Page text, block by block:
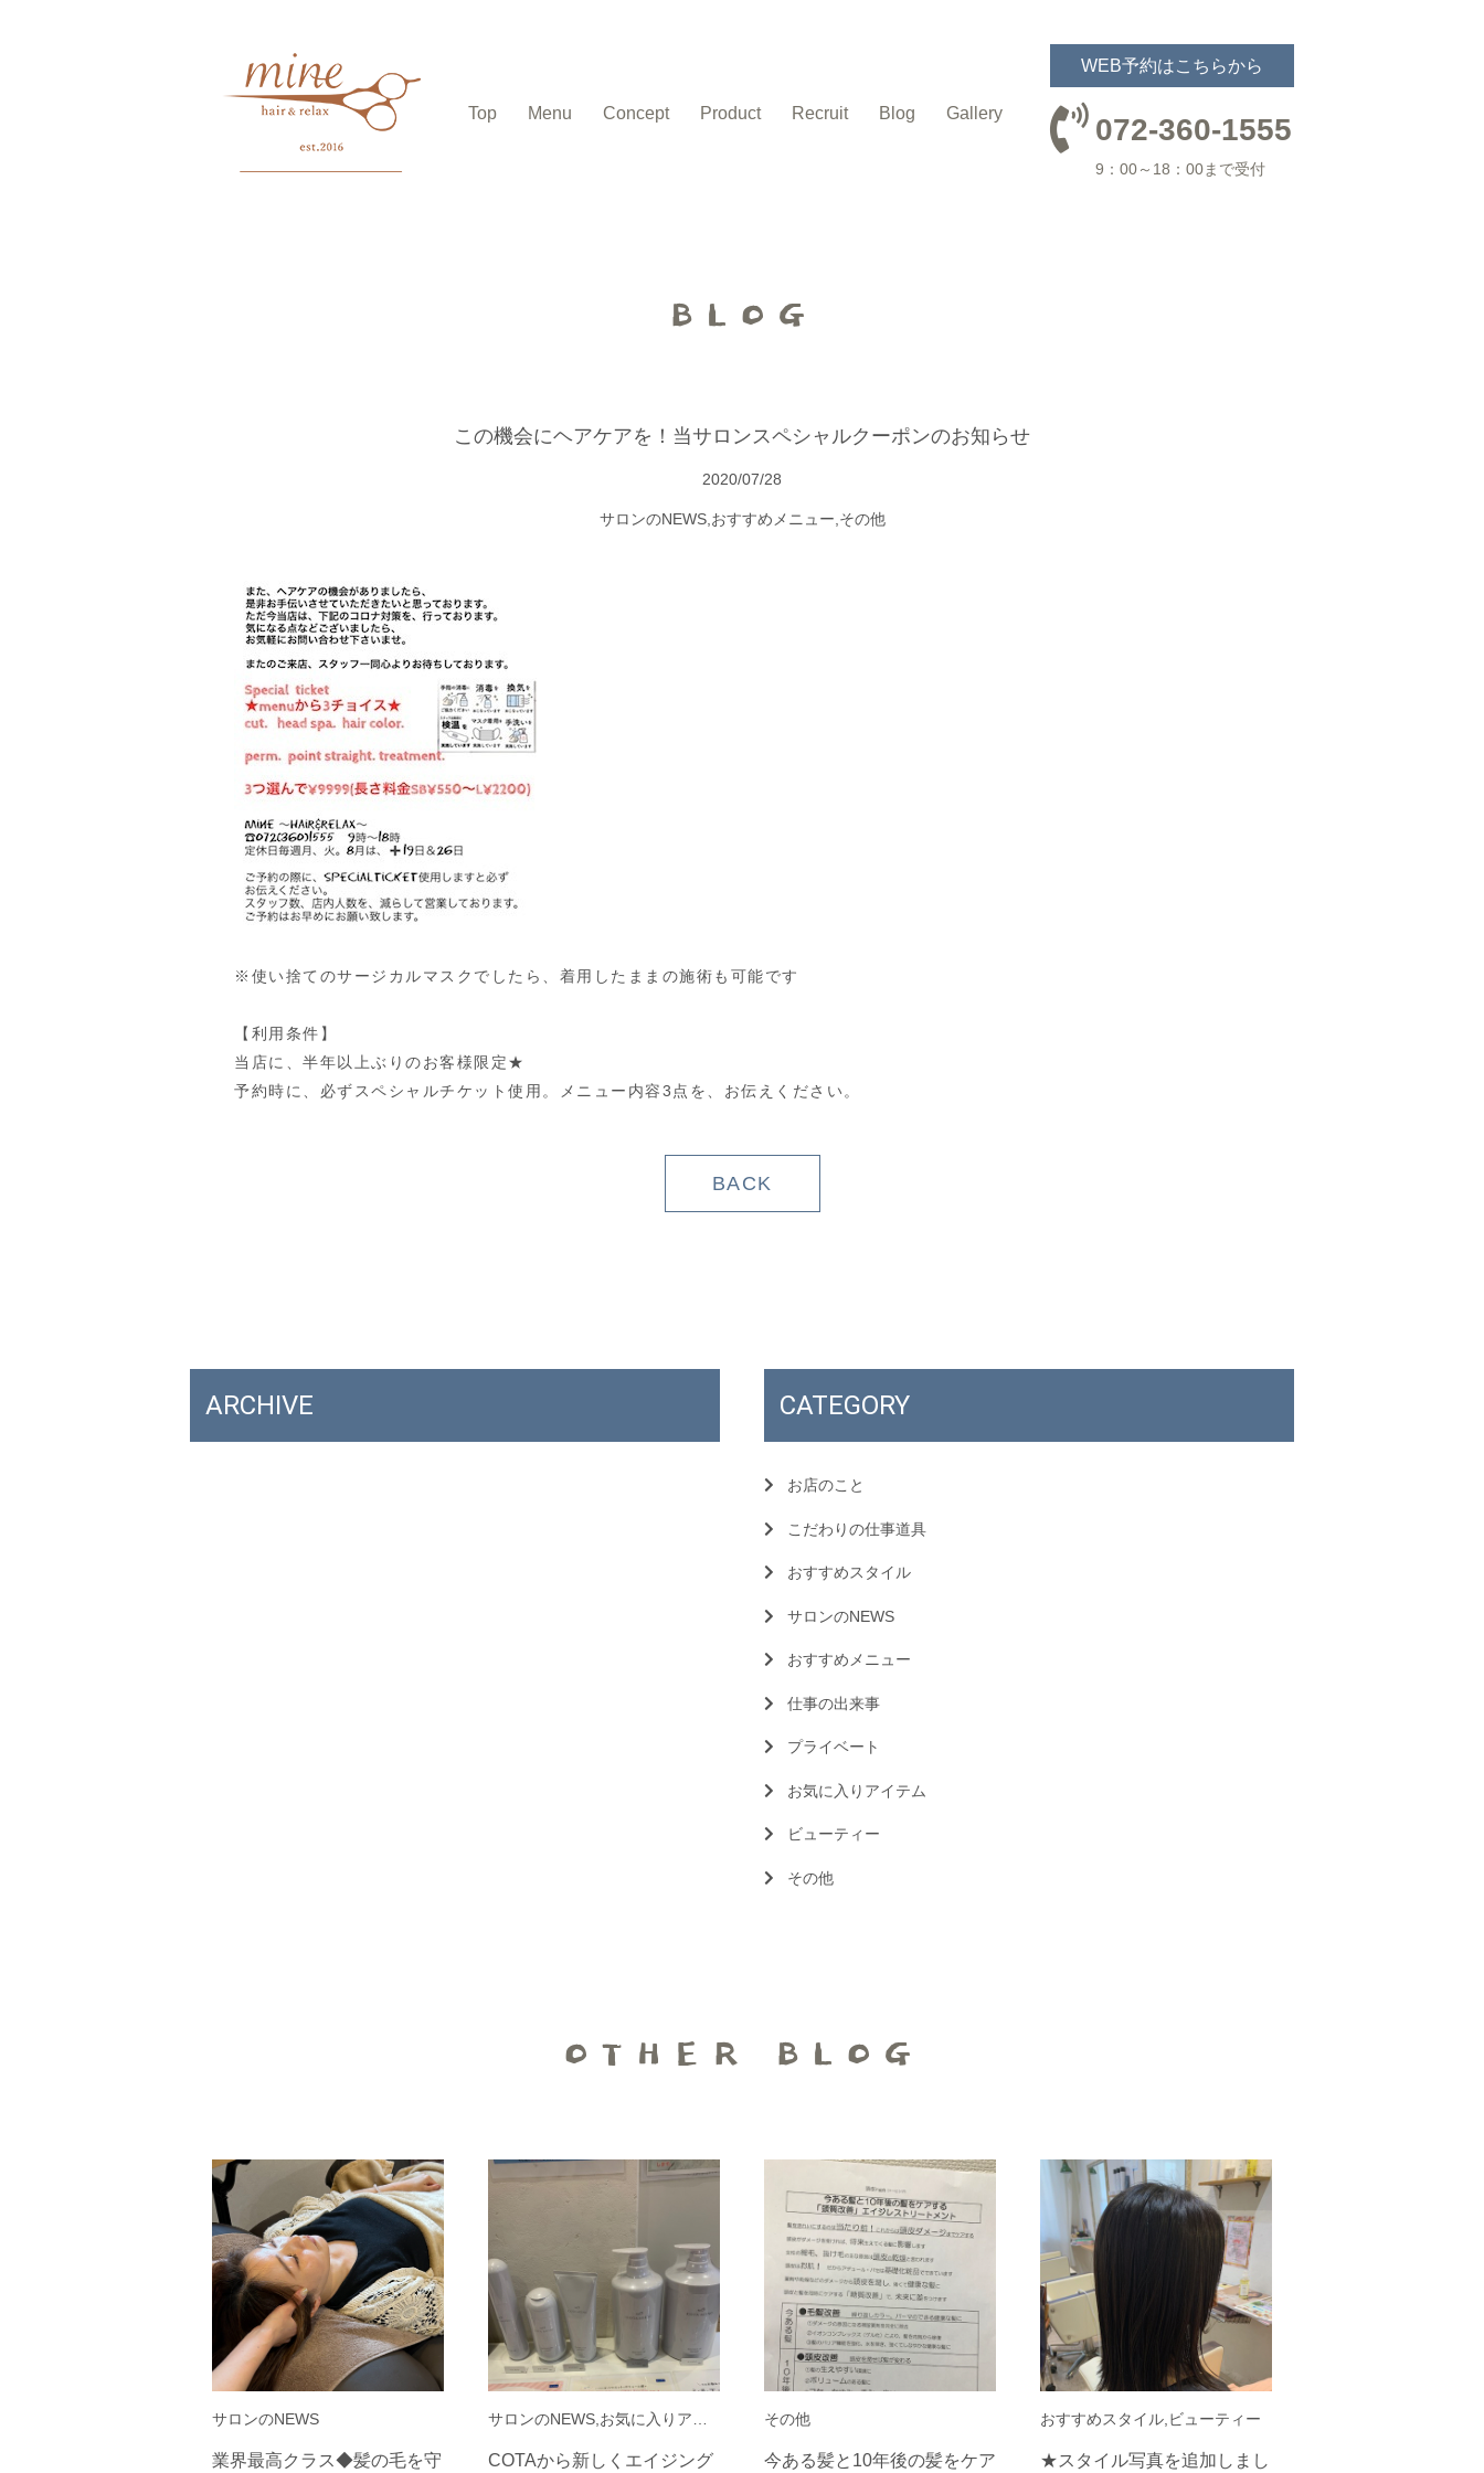
Top Menu Concept Product Recruit Blog Gallery
WEB予約はこちらから
072-360-1555
9：00～18：00まで受付
BLOG
この機会にヘアケアを！当サロンスペシャルクーポンのお知らせ
2020/07/28
サロンのNEWS,おすすめメニュー,その他
※使い捨てのサージカルマスクでしたら、着用したままの施術も可能です
【利用条件】
当店に、半年以上ぶりのお客様限定★
予約時に、必ずスペシャルチケット使用。メニュー内容3点を、お伝えください。
BACK
ARCHIVE CATEGORY
お店のこと
こだわりの仕事道具
おすすめスタイル
サロンのNEWS
おすすめメニュー
仕事の出来事
プライベート
お気に入りアイテム
ビューティー
その他
OTHER BLOG
サロンのNEWS
業界最高クラス◆髪の毛を守 COTAから新しくエイジング
その他
今ある髪と10年後の髪をケア
おすすめスタイル,ビューティー
★スタイル写真を追加しまし